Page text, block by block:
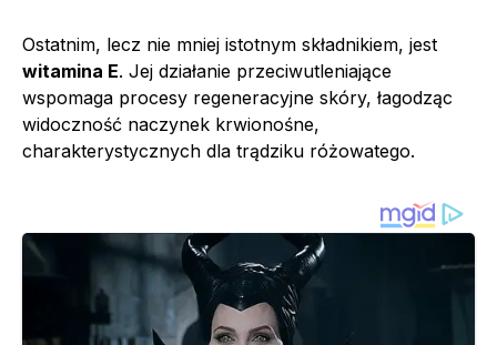
Ostatnim, lecz nie mniej istotnym składnikiem, jest
witamina E. Jej działanie przeciwutleniające
wspomaga procesy regeneracyjne skóry, łagodząc
widoczność naczynek krwionośne,
charakterystycznych dla trądziku różowatego.